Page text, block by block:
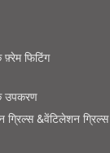
फिटिंग
उपकरण
&वेंटिलेशन ग्रिल्स